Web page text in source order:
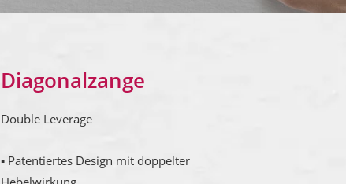
Diagonalzange
Double Leverage
▪ Patentiertes Design mit doppelter